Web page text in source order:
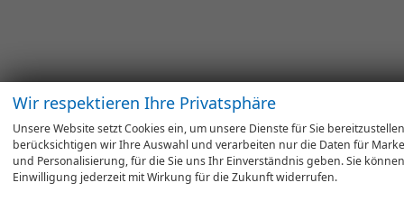
Wir respektieren Ihre Privatsphäre
Unsere Website setzt Cookies ein, um unsere Dienste für Sie
berücksichtigen wir Ihre Auswahl und verarbeiten nur die Daten für
und Personalisierung, für die Sie uns Ihr Einverständnis geben. Sie
Einwilligung jederzeit mit Wirkung für die Zukunft widerrufen.